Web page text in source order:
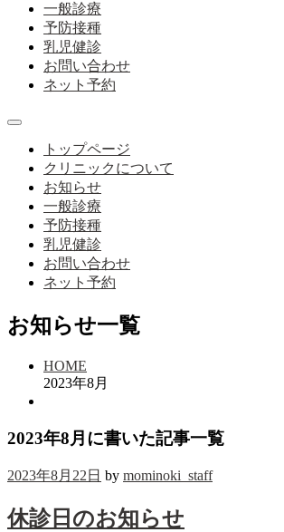
一般診療
予防接種
乳児健診
お問い合わせ
ネット予約
メ
トップページ
クリニックについて
お知らせ
一般診療
予防接種
乳児健診
お問い合わせ
ネット予約
お知らせ一覧
HOME
2023年8月
2023年8月に書いた記事一覧
2023年8月22日 by mominoki_staff
休診日のお知らせ